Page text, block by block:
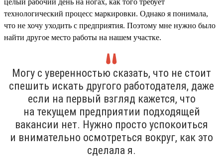
технологический процесс маркировки. Однако я понимала,
что не хочу уходить с предприятия. Поэтому мне нужно было
найти другое место работы на нашем участке.
Могу с уверенностью сказать, что не стоит
спешить искать другого работодателя, даже
если на первый взгляд кажется, что
на текущем предприятии подходящей
вакансии нет. Нужно просто успокоиться
и внимательно осмотреться вокруг, как это
сделала я.